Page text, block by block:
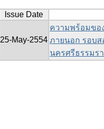
Issue Date
25-May-2554
ความพร้อมขอ
ภายนอก รอบส
นครศรีธรรมร